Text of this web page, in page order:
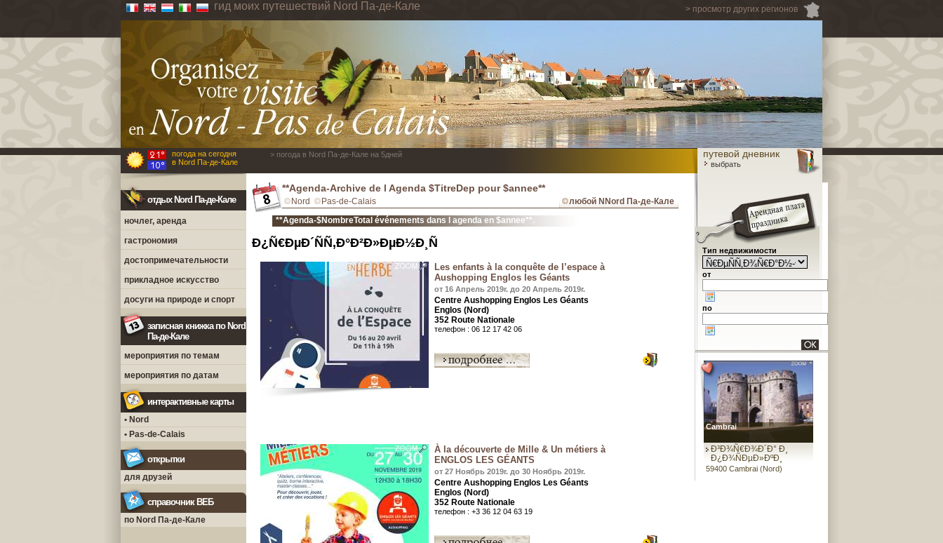
> просмотр других регионов
гид моих путешествий Nord Па-де-Кале
погода на сегодня
в Nord Па-де-Кале
> погода в Nord Па-де-Кале на 5дней путевой дневник
выбрать
отдых Nord Па-де-Кале
ночлег, аренда
гастрономия
достопримечательности
прикладное искусство
досуги на природе и спорт
записная книжка по Nord
Па-де-Кале
мероприятия по темам
мероприятия по датам
интерактивные карты
• Nord
• Pas-de-Calais
открытки
для друзей
справочник ВЕБ
по Nord Па-де-Кале
**Agenda-Archive de l Agenda $TitreDep pour $annee**
Nord Pas-de-Calais
любой NNord Па-де-Кале
**Agenda-$NombreTotal événements dans l agenda en $annee**.
Ð¿Ñ€ÐµÐ´ÑÑ‚Ð°Ð²Ð»ÐµÐ½Ð¸Ñ
Les enfants à la conquête de l’espace à
Aushopping Englos les Géants
от 16 Апрель 2019r. до 20 Апрель 2019r.
Centre Aushopping Englos Les Géants
Englos (Nord)
352 Route Nationale
телефон : 06 12 17 42 06
À la découverte de Mille & Un métiers à
ENGLOS LES GÉANTS
от 27 Ноябрь 2019r. до 30 Ноябрь 2019r.
Centre Aushopping Englos Les Géants
Englos (Nord)
352 Route Nationale
телефон : +3 36 12 04 63 19
Тип недвижимости
от
по
Cambrai
Ð³Ð¾Ñ€Ð¾Ð´Ð° Ð¸
Ð¿Ð¾ÑÐµÐ»ÐºÐ¸
59400 Cambrai (Nord)